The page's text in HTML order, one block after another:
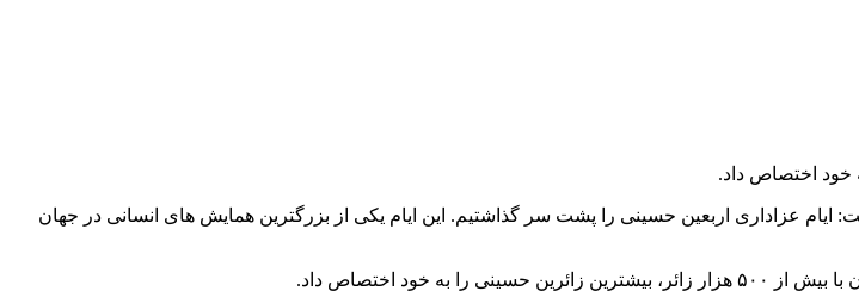
عزاداری اربعین حسینی را پشت سر گذاشتیم. این ایام یکی از بزرگترین همایش های انسانی در جهان
اختصاص داد.